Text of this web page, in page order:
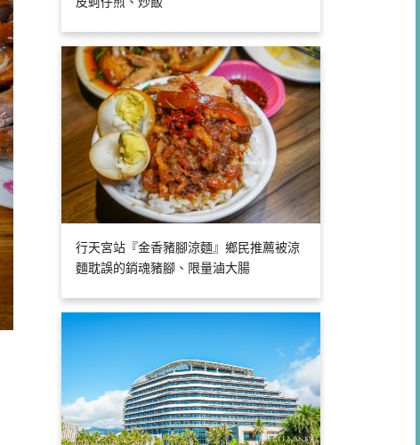
行天宮站『金香豬腳涼麵』鄉民推薦被涼
麵耽誤的銷魂豬腳、限量滷大腸